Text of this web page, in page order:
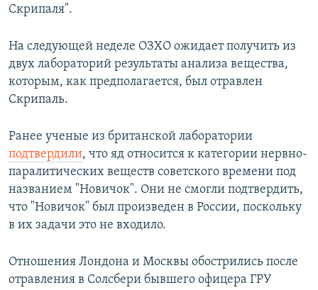
Скрипаля".
На следующей неделе ОЗХО ожидает получить из
двух лабораторий результаты анализа вещества,
которым, как предполагается, был отравлен
Скрипаль.
Ранее ученые из британской лаборатории
подтвердили, что яд относится к категории нервно-
паралитических веществ советского времени под
названием "Новичок". Они не смогли подтвердить,
что "Новичок" был произведен в России, поскольку
в их задачи это не входило.
Отношения Лондона и Москвы обострились после
отравления в Солсбери бывшего офицера ГРУ